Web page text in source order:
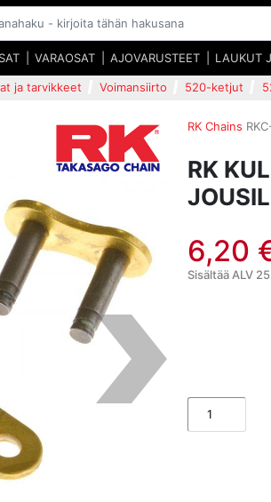
VARAOSAT AJOVARUSTEET LAUKUT
ja tarvikkeet Voimansiirto 520-ketjut
RK Chains
RK
6,20
Sisältää ALV